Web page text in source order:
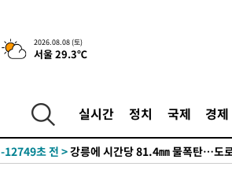
2026.08.08 (토)
서울 29.3℃
실시간 정치 국제 경제
것"
-27009초 전 >[속보]與 당대표 경선, 제주·인천 권
-20783초 전 >낮 최고 35도 '무더위'…동해안 시
틀레티코 이적"
-19835초 전 >
수도권 40도 육박 '펄펄'…동해안
-18804초 전 >
-12749초 전 >강릉에 시간당 81.4㎜ 물폭탄…도